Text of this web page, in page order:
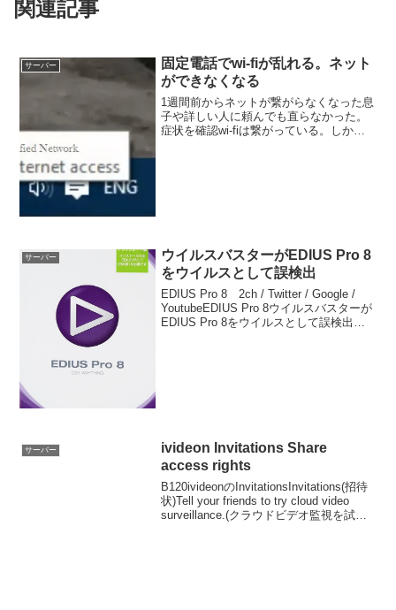
関連記事
サーバー
固定電話でwi-fiが乱れる。ネット
ができなくなる
1週間前からネットが繋がらなくなった息
子や詳しい人に頼んでも直らなかった。
症状を確認wi-fiは繋がっている。しか
サーバー
ウイルスバスターがEDIUS Pro 8
をウイルスとして誤検出
EDIUS Pro 8 2ch / Twitter / Google /
YoutubeEDIUS Pro 8ウイルスバスターが
EDIUS Pro 8をウイルスとして誤検出。
サーバー
ivideon Invitations Share
access rights
B120ivideonのInvitationsInvitations(招待
状)Tell your friends to try cloud video
surveillance.(クラウドビデオ監視を試す